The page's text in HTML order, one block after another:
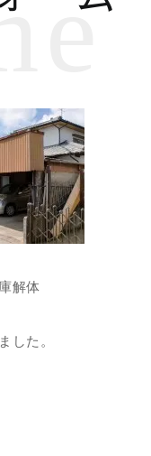
解体
した。